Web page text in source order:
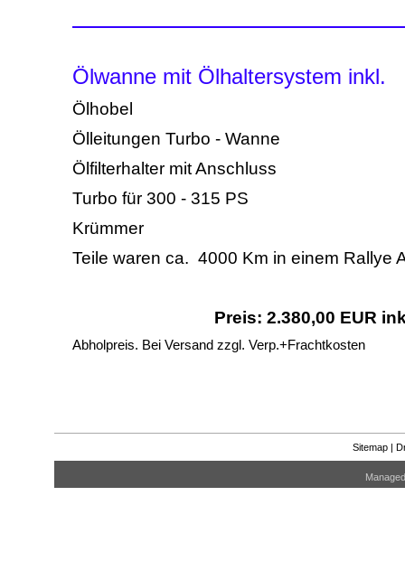
Ölwanne mit Ölhaltersystem inkl.
Ölhobel
Ölleitungen Turbo - Wanne
Ölfilterhalter mit Anschluss
Turbo für 300 - 315 PS
Krümmer
Teile waren ca. 4000 Km in einem Rallye
Preis: 2.380,00 EUR
Abholpreis. Bei Versand zzgl. Verp.+Frachtkosten
Sitemap|